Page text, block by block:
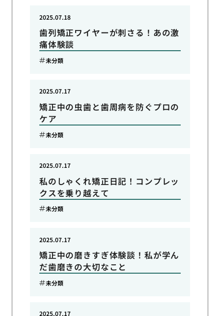
歯列矯正ワイヤーが刺さる！あの激
痛体験談
2025.07.18
未分類
矯正中の虫歯と歯周病を防ぐプロの
ケア
2025.07.17
未分類
私のしゃくれ矯正日記！コンプレッ
クスを乗り越えて
2025.07.17
未分類
矯正中の磨きすぎ体験談！私が学ん
だ歯磨きの大切なこと
2025.07.17
未分類
2025.07.17